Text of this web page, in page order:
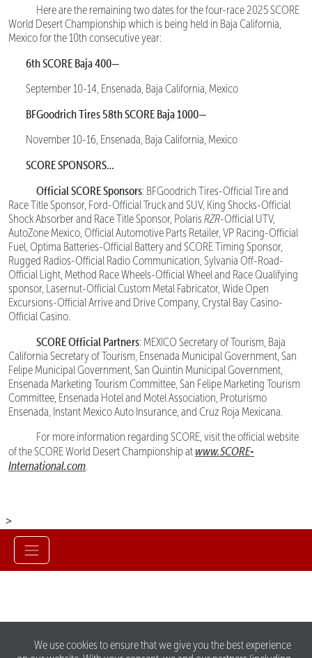
We use cookies to ensure that we give you the best experience
Here are the remaining two dates for the four-race 2025 SCORE
World Desert Championship which is being held in Baja California,
Mexico for the 10th consecutive year:
6th SCORE Baja 400—
September 10-14, Ensenada, Baja California, Mexico
BFGoodrich Tires 58th SCORE Baja 1000—
November 10-16, Ensenada, Baja California, Mexico
SCORE SPONSORS…
Official SCORE Sponsors: BFGoodrich Tires-Official Tire and
Race Title Sponsor, Ford-Official Truck and SUV, King Shocks-Official
Shock Absorber and Race Title Sponsor, PolarisRZR-Official UTV,
AutoZone Mexico, Official Automotive Parts Retailer, VP Racing-Official
Fuel, Optima Batteries-Official Battery and SCORE Timing Sponsor,
Rugged Radios-Official Radio Communication, Sylvania Off-Road-
Official Light, Method Race Wheels-Official Wheel and Race Qualifying
sponsor, Lasernut-Official Custom Metal Fabricator, Wide Open
Excursions-Official Arrive and Drive Company, Crystal Bay Casino-
Official Casino.
SCORE Official Partners: MEXICO Secretary of Tourism, Baja
California Secretary of Tourism, Ensenada Municipal Government, San
Felipe Municipal Government, San Quintin Municipal Government,
Ensenada Marketing Tourism Committee, San Felipe Marketing Tourism
Committee, Ensenada Hotel and Motel Association, Proturismo
Ensenada, Instant Mexico Auto Insurance, and Cruz Roja Mexicana.
For more information regarding SCORE, visit the official website
of the SCORE World Desert Championship at www.SCORE-
International.com
>